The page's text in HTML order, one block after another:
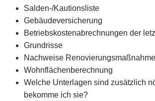
Salden-/Kautionsliste
Gebäudeversicherung
Betriebskostenabrechnungen der
Grundrisse
Nachweise
Wohnflächenberechnung
Welche Unterlagen sind zusätzlich
bekomme ich sie?